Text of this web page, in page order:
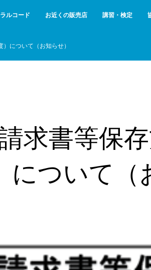
ルコード お近くの販売店 講習・検定
について（お知らせ）
求書等保
について（